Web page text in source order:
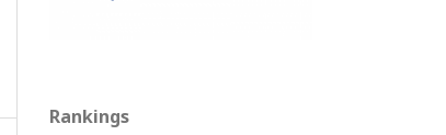
Rankings